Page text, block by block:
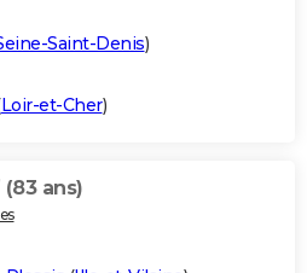
Saint-Denis)
Loir-et-Cher)
(83 ans)